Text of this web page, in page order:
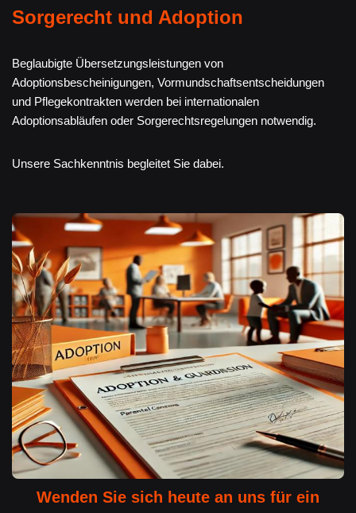
Sorgerecht und Adoption
Beglaubigte Übersetzungsleistungen von
Adoptionsbescheinigungen, Vormundschaftsentscheidungen
und Pflegekontrakten werden bei internationalen
Adoptionsabläufen oder Sorgerechtsregelungen notwendig.
Unsere Sachkenntnis begleitet Sie dabei.
Wenden Sie sich heute an uns für ein